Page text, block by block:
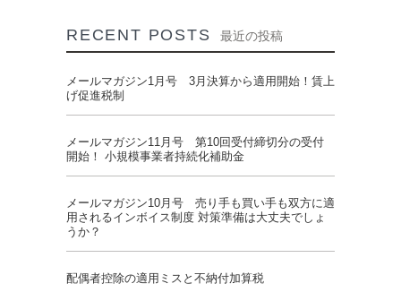
RECENT POSTS 最近の投稿
メールマガジン1月号 3月決算から適用開始！賃上
げ促進税制
メールマガジン11月号 第10回受付締切分の受付
開始！ 小規模事業者持続化補助金
メールマガジン10月号 売り手も買い手も双方に適
用されるインボイス制度 対策準備は大丈夫でしょ
うか？
配偶者控除の適用ミスと不納付加算税